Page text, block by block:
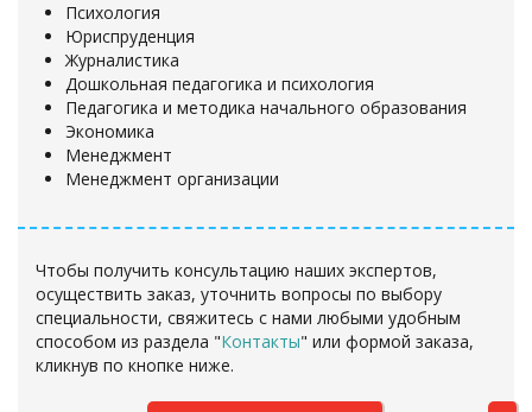
Психология
Юриспруденция
Журналистика
Дошкольная педагогика и психология
Педагогика и методика начального образования
Экономика
Менеджмент
Менеджмент организации
Чтобы получить консультацию наших экспертов,
осуществить заказ, уточнить вопросы по выбору
специальности, свяжитесь с нами любыми удобным
способом из раздела "Контакты" или формой заказа,
кликнув по кнопке ниже.